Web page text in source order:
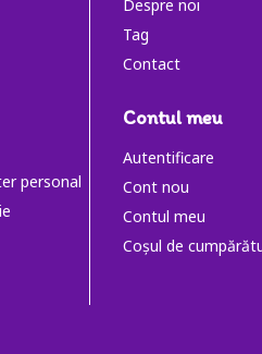
personal
Despre noi
Tag
Contact
Contul meu
Autentificare
Cont nou
Contul meu
Coşul de